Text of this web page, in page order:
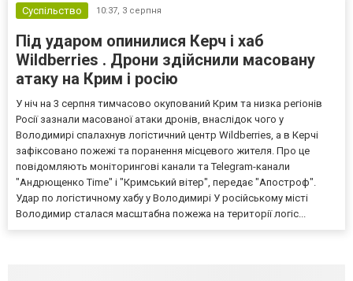
Суспільство 10:37, 3 серпня
Під ударом опинилися Керч і хаб
Wildberries . Дрони здійснили масовану
атаку на Крим і росію
У ніч на 3 серпня тимчасово окупований Крим та низка регіонів
Росії зазнали масованої атаки дронів, внаслідок чого у
Володимирі спалахнув логістичний центр Wildberries, а в Керчі
зафіксовано пожежі та поранення місцевого жителя. Про це
повідомляють моніторингові канали та Telegram-канали
"Андрющенко Time" і "Кримський вітер", передає "Апостроф".
Удар по логістичному хабу у Володимирі У російському місті
Володимир сталася масштабна пожежа на території логіс...